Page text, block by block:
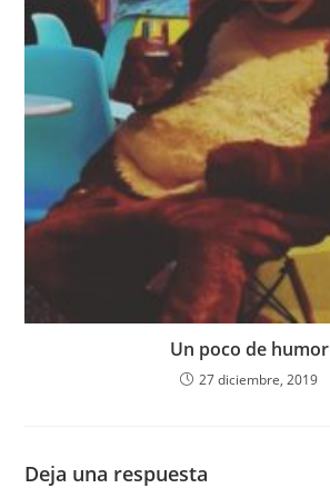
Un poco de humor
27 diciembre, 2019
Deja una respuesta